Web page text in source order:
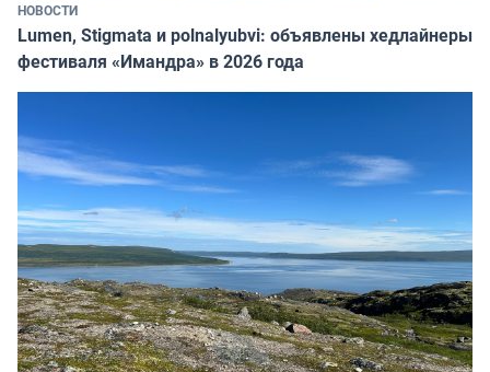
НОВОСТИ
Lumen, Stigmata и polnalyubvi: объявлены хедлайнеры
фестиваля «Имандра» в 2026 года